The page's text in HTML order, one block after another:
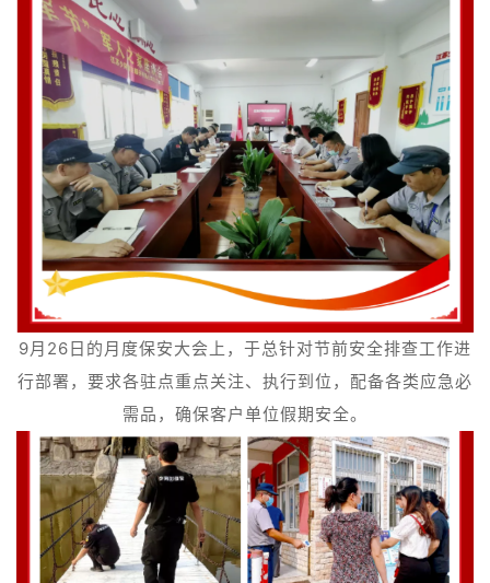
9月26日的月度保安大会上，于总针对节前安全排查工作进
行部署，要求各驻点重点关注、执行到位，配备各类应急必
需品，确保客户单位假期安全。